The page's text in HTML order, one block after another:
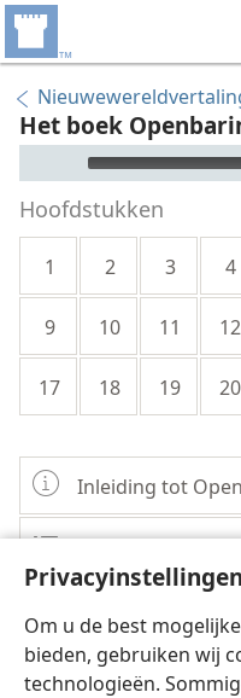
Privacyinstellingen
Om u de best
bieden, gebruiken wij
technologieën.
Het boek
Audio Player
Hoofdstukken
1 2 3 4
9 10 11 12
17 18 19 20
Inleiding tot
Inhoud